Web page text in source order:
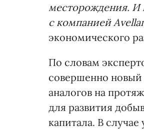
месторождения. И
с компанией
экономического
По словам
совершенно новый
аналогов на
для развития
капитала. В